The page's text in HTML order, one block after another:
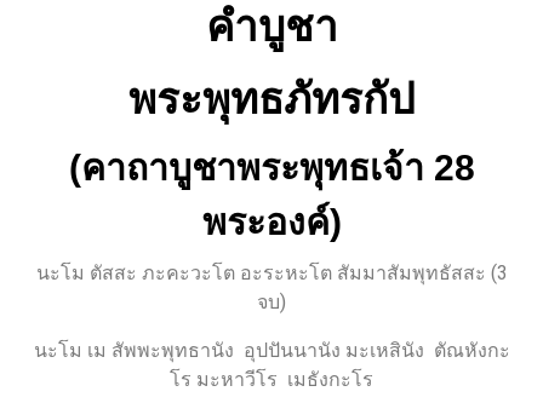
คำบูชา
พระพุทธภัทรกัป
(คาถาบูชาพระพุทธเจ้า 28
พระองค์)
นะโม ตัสสะ ภะคะวะโต อะระหะโต สัมมาสัมพุทธัสสะ (3
จบ)
นะโม เม สัพพะพุทธานัง อุปปันนานัง มะเหสินัง ตัณหังกะ
โร มะหาวีโร เมธังกะโร